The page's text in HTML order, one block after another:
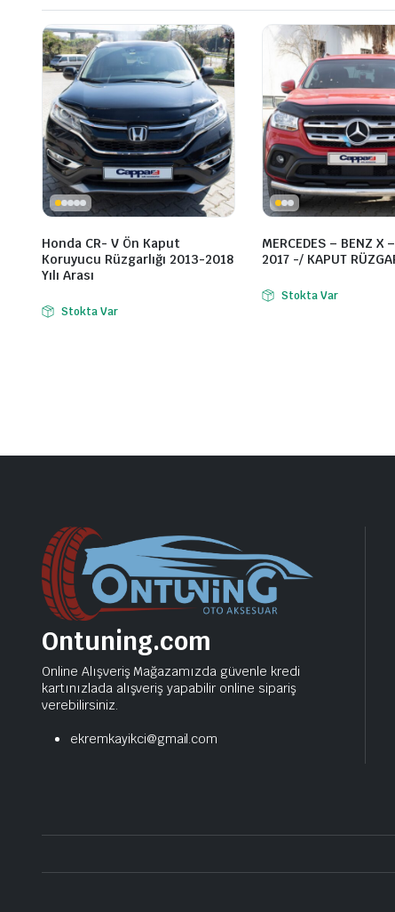
Honda CR- V Ön Kaput
Koruyucu Rüzgarlığı 2013-2018
Yılı Arası
Stokta Var
MERCEDES – BENZ X
2017 -/ KAPUT
Stokta Var
Ontuning.com
Online Alışveriş Mağazamızda güvenle kredi
kartınızlada alışveriş yapabilir online sipariş
verebilirsiniz.
ekremkayikci@gmail.com